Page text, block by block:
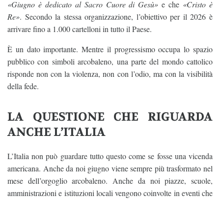
«Giugno è dedicato al Sacro Cuore di Gesù» e che «Cristo è
Re». Secondo la stessa organizzazione, l’obiettivo per il 2026 è
arrivare fino a 1.000 cartelloni in tutto il Paese.
È un dato importante. Mentre il progressismo occupa lo spazio
pubblico con simboli arcobaleno, una parte del mondo cattolico
risponde non con la violenza, non con l’odio, ma con la visibilità
della fede.
LA QUESTIONE CHE RIGUARDA
ANCHE L’ITALIA
L’Italia non può guardare tutto questo come se fosse una vicenda
americana. Anche da noi giugno viene sempre più trasformato nel
mese dell’orgoglio arcobaleno. Anche da noi piazze, scuole,
amministrazioni e istituzioni locali vengono coinvolte in eventi che